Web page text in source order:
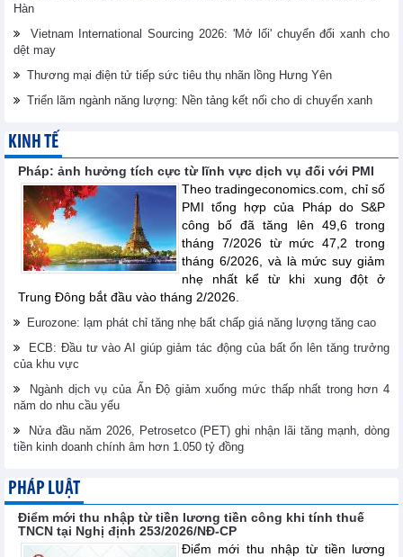
Hàn
Vietnam International Sourcing 2026: 'Mở lối' chuyển đổi xanh cho
dệt may
Thương mại điện tử tiếp sức tiêu thụ nhãn lồng Hưng Yên
Triển lãm ngành năng lượng: Nền tảng kết nối cho di chuyển xanh
KINH TẾ
Pháp: ảnh hưởng tích cực từ lĩnh vực dịch vụ đối với PMI
Theo tradingeconomics.com, chỉ số
PMI tổng hợp của Pháp do S&P
công bố đã tăng lên 49,6 trong
tháng 7/2026 từ mức 47,2 trong
tháng 6/2026, và là mức suy giảm
nhẹ nhất kể từ khi xung đột ở
Trung Đông bắt đầu vào tháng 2/2026.
Eurozone: lạm phát chỉ tăng nhẹ bất chấp giá năng lượng tăng cao
ECB: Đầu tư vào AI giúp giảm tác động của bất ổn lên tăng trưởng
của khu vực
Ngành dịch vụ của Ấn Độ giảm xuống mức thấp nhất trong hơn 4
năm do nhu cầu yếu
Nửa đầu năm 2026, Petrosetco (PET) ghi nhận lãi tăng mạnh, dòng
tiền kinh doanh chính âm hơn 1.050 tỷ đồng
PHÁP LUẬT
Điểm mới thu nhập từ tiền lương tiền công khi tính thuế
TNCN tại Nghị định 253/2026/NĐ-CP
Điểm mới thu nhập từ tiền lương